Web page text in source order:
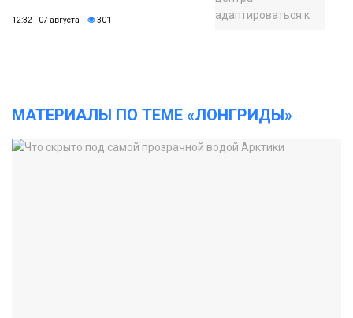
12:32 07 августа 301
МАТЕРИАЛЫ ПО ТЕМЕ «ЛОНГРИДЫ»